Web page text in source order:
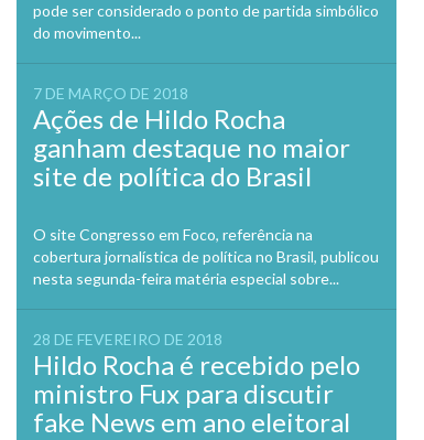
pode ser considerado o ponto de partida simbólico
do movimento...
7 DE MARÇO DE 2018
Ações de Hildo Rocha
ganham destaque no maior
site de política do Brasil
O site Congresso em Foco, referência na
cobertura jornalística de política no Brasil, publicou
nesta segunda-feira matéria especial sobre...
28 DE FEVEREIRO DE 2018
Hildo Rocha é recebido pelo
ministro Fux para discutir
fake News em ano eleitoral